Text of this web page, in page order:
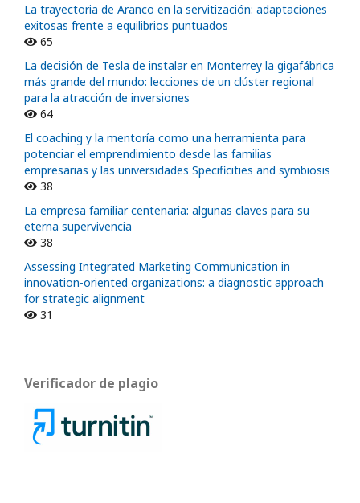
La trayectoria de Aranco en la servitización: adaptaciones
exitosas frente a equilibrios puntuados
65
La decisión de Tesla de instalar en Monterrey la gigafábrica
más grande del mundo: lecciones de un clúster regional
para la atracción de inversiones
64
El coaching y la mentoría como una herramienta para
potenciar el emprendimiento desde las familias
empresarias y las universidades Specificities and symbiosis
38
La empresa familiar centenaria: algunas claves para su
eterna supervivencia
38
Assessing Integrated Marketing Communication in
innovation-oriented organizations: a diagnostic approach
for strategic alignment
31
Verificador de plagio